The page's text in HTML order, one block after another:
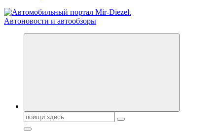
Справочник автомобилиста. Обзор новинок популярных
Поиск: